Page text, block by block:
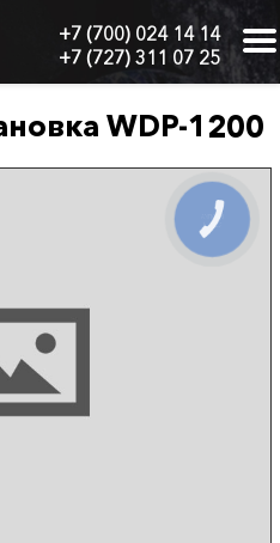
+7 (700) 024 14 14
+7 (727) 311 07 25
WDP-1200
КНОПКА
СВЯЗИ